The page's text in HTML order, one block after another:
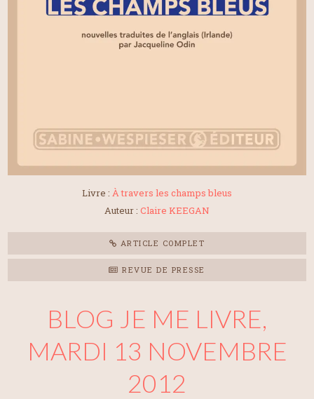
Livre : À travers les champs bleus
Auteur : Claire KEEGAN
ARTICLE COMPLET
REVUE DE PRESSE
BLOG JE ME LIVRE,
MARDI 13 NOVEMBRE
2012